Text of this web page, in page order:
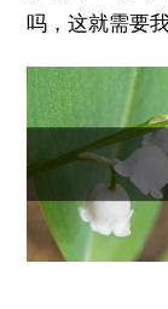
吗，这就需要